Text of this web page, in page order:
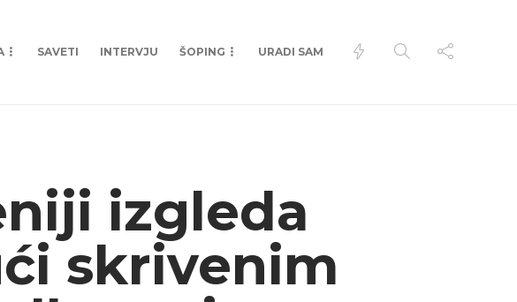
SAVETI INTERVJU ŠOPING URADI SAM
izgleda
skrivenim